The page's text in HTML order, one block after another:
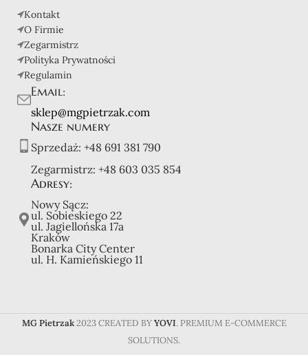
Kontakt
O Firmie
Zegarmistrz
Polityka Prywatności
Regulamin
Email:
sklep@mgpietrzak.com
Nasze numery
Sprzedaż: +48 691 381 790
Zegarmistrz: +48 603 035 854
Adresy:
Nowy Sącz:
ul. Sobieskiego 22
ul. Jagiellońska 17a
Kraków
Bonarka City Center
ul. H. Kamieńskiego 11
MG Pietrzak 2023 CREATED BYYOVI. PREMIUM E-COMMERCE
SOLUTIONS.